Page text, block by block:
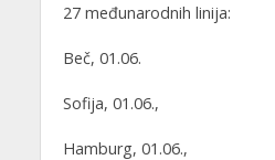
27 međunarodnih linija:
Beč, 01.06.
Sofija, 01.06.,
Hamburg, 01.06.,